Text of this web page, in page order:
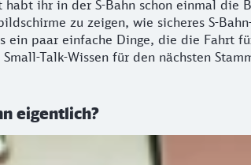
ihr in der S-Bahn schon einmal
zu zeigen, wie sicheres S-
ein paar einfache Dinge, die die Fahrt
Talk-Wissen für den nächsten
eigentlich?